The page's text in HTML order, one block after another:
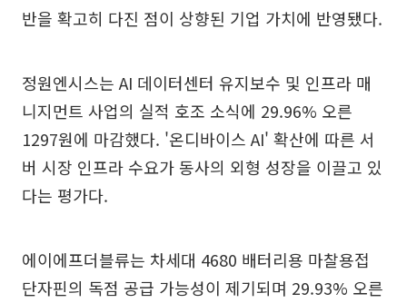
반을 확고히 다진 점이 상향된 기업 가치에 반영됐다.
정원엔시스는 AI 데이터센터 유지보수 및 인프라 매
니지먼트 사업의 실적 호조 소식에 29.96% 오른
1297원에 마감했다. '온디바이스 AI' 확산에 따른 서
버 시장 인프라 수요가 동사의 외형 성장을 이끌고 있
다는 평가다.
에이에프더블류는 차세대 4680 배터리용 마찰용접
단자핀의 독점 공급 가능성이 제기되며 29.93% 오른